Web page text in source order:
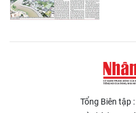
Tổng Biên tập :